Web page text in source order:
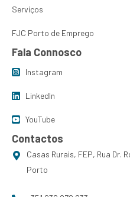
Serviços
FJC Porto de Emprego
Fala Connosco
Instagram
LinkedIn
YouTube
Contactos
Casas Rurais, FEP, Rua Dr.
Porto